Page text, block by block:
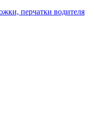
перчатки водителя